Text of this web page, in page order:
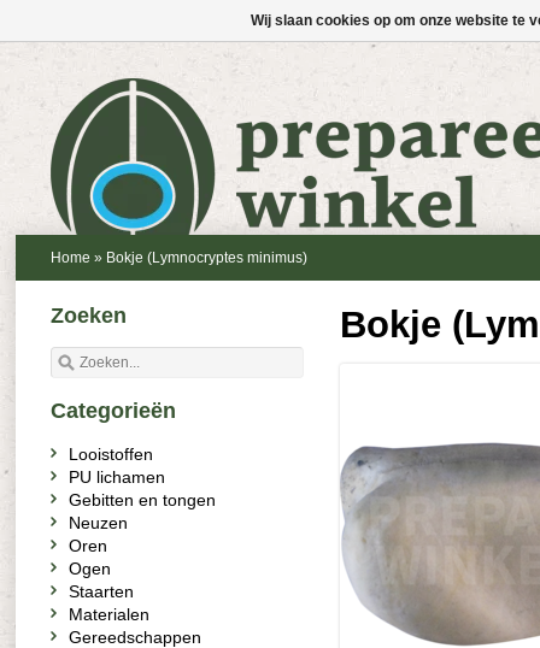
Home » Bokje (Lymnocryptes minimus)
Bokje
Zoeken
Categorieën
Looistoffen
PU lichamen
Gebitten en tongen
Neuzen
Oren
Ogen
Staarten
Materialen
Gereedschappen
Wij slaan cookies op om onze website te